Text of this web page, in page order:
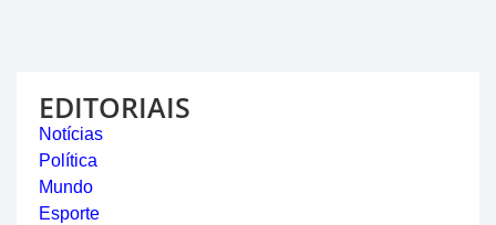
EDITORIAIS
Notícias
Política
Mundo
Esporte